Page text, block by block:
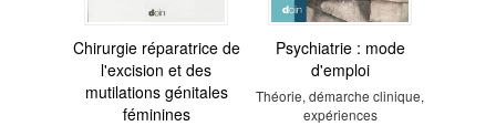
Chirurgie réparatrice de
l'excision et des
mutilations génitales
féminines
Psychiatrie : mode
d'emploi
Théorie, démarche clinique,
expériences